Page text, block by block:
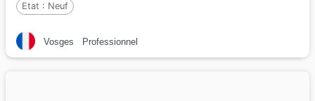
Etat : Neuf
Vosges Professionnel